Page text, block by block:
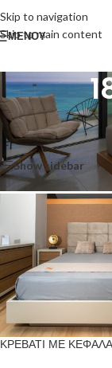
Skip to navigation
Skip to main content
ΜΕΝΟΎ
Αρχική σελίδα/
Εμφάνιση του
Show sidebar
ΚΡΕΒΑΤΙ ΜΕ